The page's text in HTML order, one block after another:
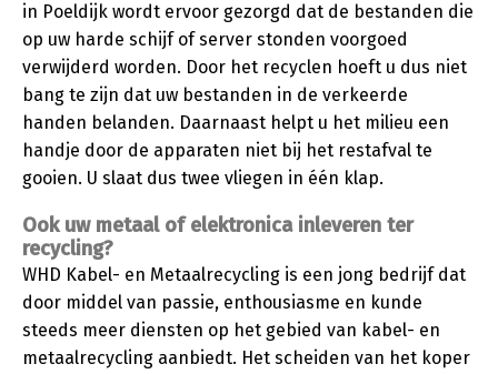
in Poeldijk wordt ervoor gezorgd dat de bestanden die
op uw harde schijf of server stonden voorgoed
verwijderd worden. Door het recyclen hoeft u dus niet
bang te zijn dat uw bestanden in de verkeerde
handen belanden. Daarnaast helpt u het milieu een
handje door de apparaten niet bij het restafval te
gooien. U slaat dus twee vliegen in één klap.
Ook uw metaal of elektronica inleveren ter
recycling?
WHD Kabel- en Metaalrecycling is een jong bedrijf dat
door middel van passie, enthousiasme en kunde
steeds meer diensten op het gebied van kabel- en
metaalrecycling aanbiedt. Het scheiden van het koper